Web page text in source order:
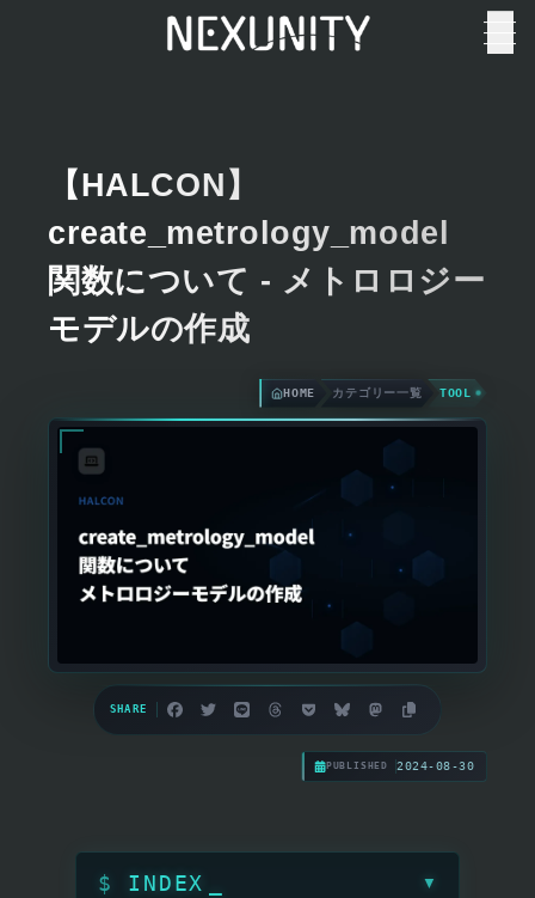
【HALCON】
create_metrology_model
関数について - メトロロジー
モデルの作成
HOME カテゴリー一覧 TOOL
SHARE
PUBLISHED 2024-08-30
INDEX ▼